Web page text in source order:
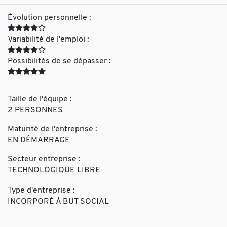
Évolution personnelle :
Variabilité de l'emploi :
Possibilités de se dépasser :
Taille de l'équipe :
2 PERSONNES
Maturité de l'entreprise :
EN DÉMARRAGE
Secteur entreprise :
TECHNOLOGIQUE LIBRE
Type d'entreprise :
INCORPORÉ À BUT SOCIAL